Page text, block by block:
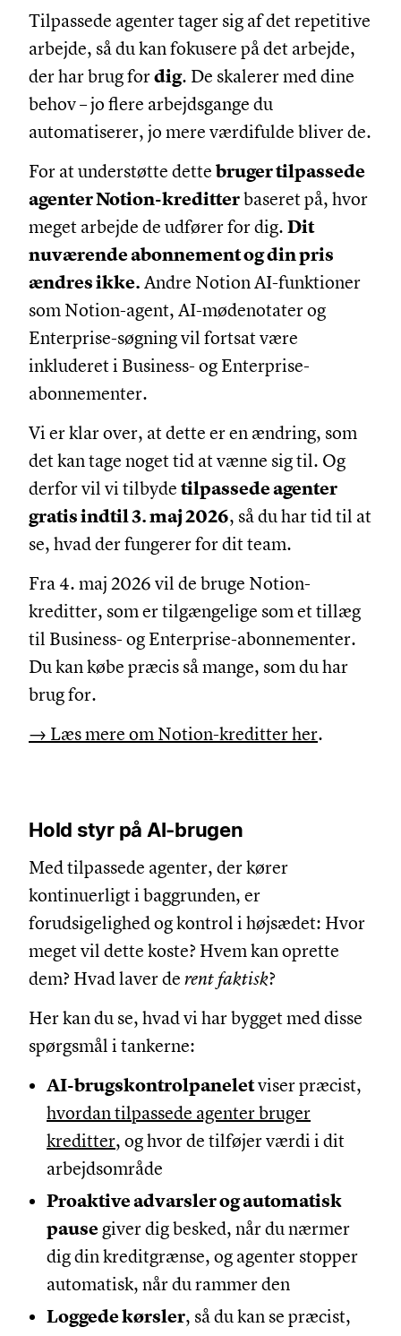
Tilpassede agenter tager sig af det repetitive
arbejde, så du kan fokusere på det arbejde,
der har brug fordig. De skalerer med dine
behov – jo flere arbejdsgange du
automatiserer, jo mere værdifulde bliver de.
For at understøtte dette bruger tilpassede
agenter Notion-kreditterbaseret på, hvor
meget arbejde de udfører for dig. Dit
nuværende abonnement og din pris
ændres ikke. Andre Notion AI-funktioner
som Notion-agent, AI-mødenotater og
Enterprise-søgning vil fortsat være
inkluderet i Business- og Enterprise-
abonnementer.
Vi er klar over, at dette er en ændring, som
det kan tage noget tid at vænne sig til. Og
derfor vil vi tilbyde tilpassede agenter
gratis indtil 3. maj 2026, så du har tid til at
se, hvad der fungerer for dit team.
Fra 4. maj 2026 vil de bruge Notion-
kreditter, som er tilgængelige som et tillæg
til Business- og Enterprise-abonnementer.
Du kan købe præcis så mange, som du har
brug for.
→ Læs mere om Notion-kreditter her.
Hold styr på AI-brugen
Med tilpassede agenter, der kører
kontinuerligt i baggrunden, er
forudsigelighed og kontrol i højsædet: Hvor
meget vil dette koste? Hvem kan oprette
dem? Hvad laver de rent faktisk?
Her kan du se, hvad vi har bygget med disse
spørgsmål i tankerne:
AI-brugskontrolpaneletviser præcist,
hvordan tilpassede agenter bruger
kreditter, og hvor de tilføjer værdi i dit
arbejdsområde
Proaktive advarsler og automatisk
pause giver dig besked, når du nærmer
dig din kreditgrænse, og agenter stopper
automatisk, når du rammer den
Loggede kørsler, så du kan se præcist,